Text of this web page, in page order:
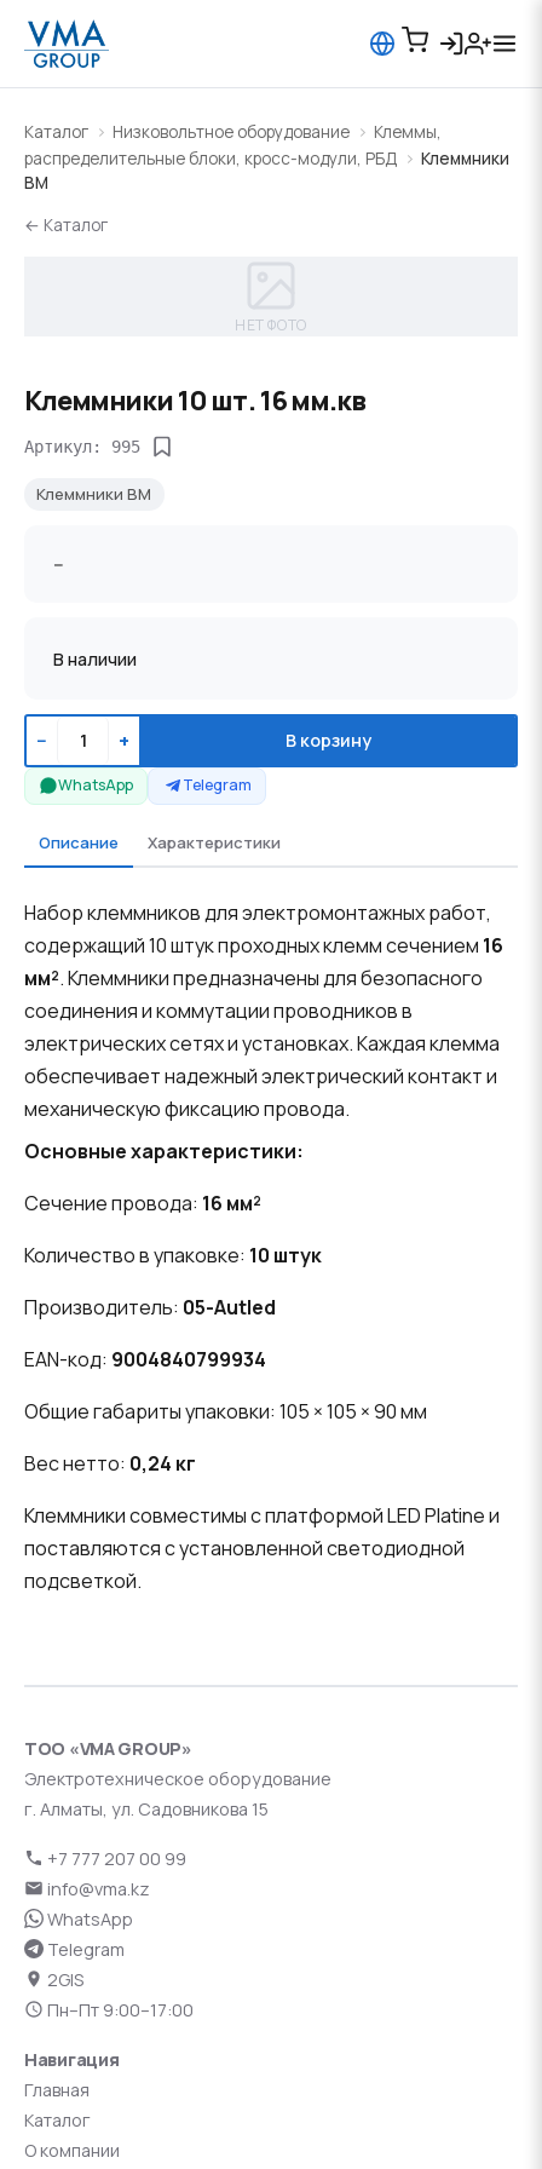
Каталог Низковольтное оборудование
Клеммы,
распределительные блоки, кросс-модули, РБД
Клеммники
BM
← Каталог
НЕТ ФОТО
Клеммники 10 шт. 16 мм.кв
Артикул: 995
Клеммники BM
--
В наличии
− + В корзину
WhatsApp Telegram
Описание Характеристики
Набор клеммников для электромонтажных работ,
содержащий 10 штук проходных клемм сечением 16
мм². Клеммники предназначены для безопасного
соединения и коммутации проводников в
электрических сетях и установках. Каждая клемма
обеспечивает надежный электрический контакт и
механическую фиксацию провода.
Основные характеристики:
Сечение провода: 16 мм²
Количество в упаковке: 10 штук
Производитель: 05-Autled
EAN-код: 9004840799934
Общие габариты упаковки: 105 × 105 × 90 мм
Вес нетто: 0,24 кг
Клеммники совместимы с платформой LED Platine и
поставляются с установленной светодиодной
подсветкой.
ТОО «VMA GROUP»
Электротехническое оборудование
г. Алматы, ул. Садовникова 15
+7 777 207 00 99
info@vma.kz
WhatsApp
Telegram
2GIS
Пн–Пт 9:00–17:00
Навигация
Главная
Каталог
О компании